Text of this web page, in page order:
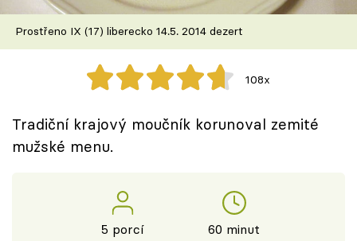
Škola vaření
Recepty z TV
Speciál: Cuketa
Těhotnej kuchař
Přihlášení
Prostřeno IX (17) liberecko 14.5. 2014 dezert
108x
Tradiční krajový moučník korunoval zemité
mužské menu.
5 porcí 60 minut